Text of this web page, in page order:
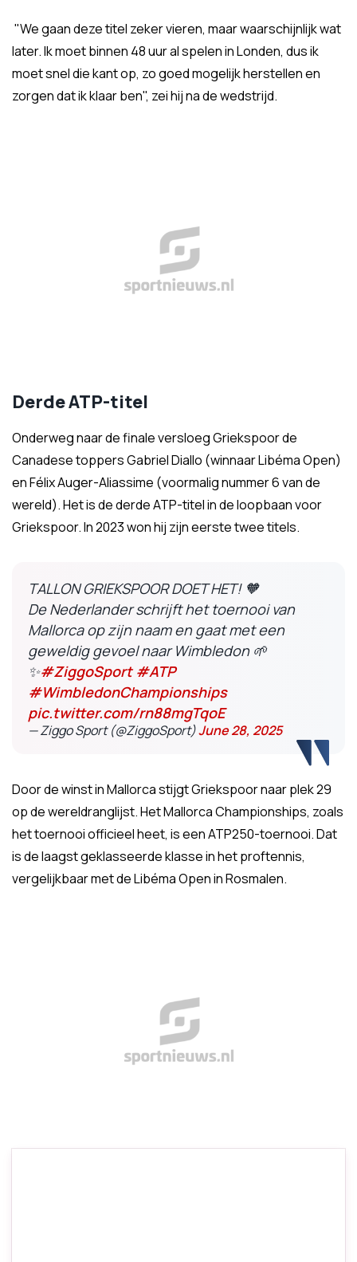
"We gaan deze titel zeker vieren, maar waarschijnlijk wat
later. Ik moet binnen 48 uur al spelen in Londen, dus ik
moet snel die kant op, zo goed mogelijk herstellen en
zorgen dat ik klaar ben", zei hij na de wedstrijd.
Derde ATP-titel
Onderweg naar de finale versloeg Griekspoor de
Canadese toppers Gabriel Diallo (winnaar Libéma Open)
en Félix Auger-Aliassime (voormalig nummer 6 van de
wereld). Het is de derde ATP-titel in de loopbaan voor
Griekspoor. In 2023 won hij zijn eerste twee titels.
TALLON GRIEKSPOOR DOET HET! 🧡
De Nederlander schrijft het toernooi van
Mallorca op zijn naam en gaat met een
geweldig gevoel naar Wimbledon 🌱
✨#ZiggoSport #ATP
#WimbledonChampionships
pic.twitter.com/rn88mgTqoE
— Ziggo Sport (@ZiggoSport)June 28, 2025
Door de winst in Mallorca stijgt Griekspoor naar plek 29
op de wereldranglijst. Het Mallorca Championships, zoals
het toernooi officieel heet, is een ATP250-toernooi. Dat
is de laagst geklasseerde klasse in het proftennis,
vergelijkbaar met de Libéma Open in Rosmalen.